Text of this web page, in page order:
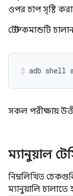
ওপর চাপ সৃষ্টি
টেস্ট কমান্ডটি
সকল পরীক্ষায়
ম্যানুয়াল
নিম্নলিখিত
ম্যানুয়ালি